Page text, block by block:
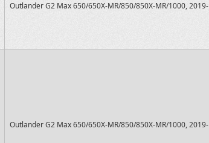
Outlander G2 Max 650/650X-MR/850/850X-MR/1000, 2019-
Outlander G2 Max 650/650X-MR/850/850X-MR/1000, 2019-